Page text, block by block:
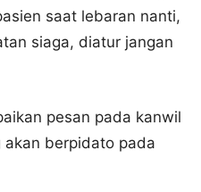
saat lebaran nanti,
siaga, diatur jangan
pesan pada kanwil
berpidato pada